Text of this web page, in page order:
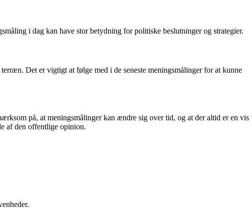
i dag kan have stor betydning for politiske beslutninger og strategier.
Det er vigtigt at følge med i de seneste meningsmålinger for at kunne
på, at meningsmålinger kan ændre sig over tid, og at der altid er en vis
af den offentlige opinion.